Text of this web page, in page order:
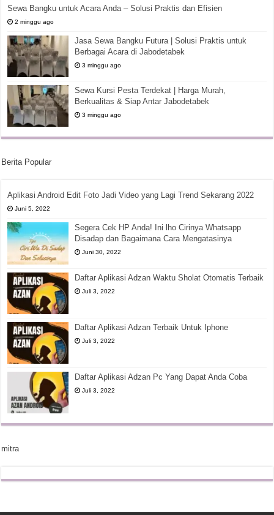
Sewa Bangku untuk Acara Anda – Solusi Praktis dan Efisien
2 minggu ago
Jasa Sewa Bangku Futura | Solusi Praktis untuk
Berbagai Acara di Jabodetabek
3 minggu ago
Sewa Kursi Pesta Terdekat | Harga Murah,
Berkualitas & Siap Antar Jabodetabek
3 minggu ago
Berita Popular
Aplikasi Android Edit Foto Jadi Video yang Lagi Trend Sekarang 2022
Juni 5, 2022
Segera Cek HP Anda! Ini lho Cirinya Whatsapp
Disadap dan Bagaimana Cara Mengatasinya
Juni 30, 2022
Daftar Aplikasi Adzan Waktu Sholat Otomatis Terbaik
Juli 3, 2022
Daftar Aplikasi Adzan Terbaik Untuk Iphone
Juli 3, 2022
Daftar Aplikasi Adzan Pc Yang Dapat Anda Coba
Juli 3, 2022
mitra